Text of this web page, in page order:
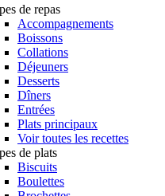
de repas
Accompagnements
Boissons
Collations
Déjeuners
Desserts
Dîners
Entrées
Plats principaux
Voir toutes les recettes
de plats
Biscuits
Boulettes